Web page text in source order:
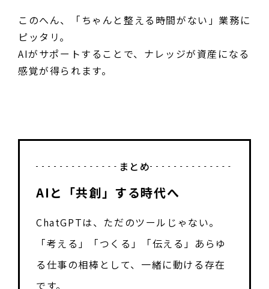
このへん、「ちゃんと整える時間がない」業務に
ピッタリ。
AIがサポートすることで、ナレッジが資産になる
感覚が得られます。
まとめ
AIと「共創」する時代へ
ChatGPTは、ただのツールじゃない。
「考える」「つくる」「伝える」あらゆ
る仕事の相棒として、一緒に動ける存在
です。